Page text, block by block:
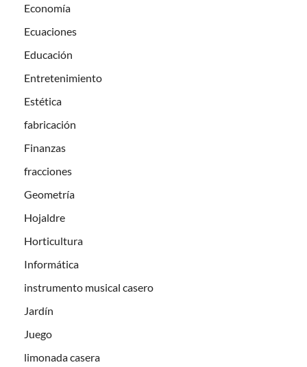
Economía
Ecuaciones
Educación
Entretenimiento
Estética
fabricación
Finanzas
fracciones
Geometría
Hojaldre
Horticultura
Informática
instrumento musical casero
Jardín
Juego
limonada casera